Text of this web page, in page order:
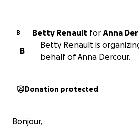
B Betty Renault for Anna
B
Betty Renault is
behalf of Anna Dercour.
Donation protected
Bonjour,